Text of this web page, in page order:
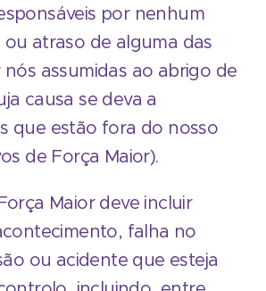
por nenhum
atraso de alguma das
assumidas ao abrigo de
causa se deva a
que estão fora do nosso
de Força Maior).
Maior deve incluir
falha no
ou acidente que esteja